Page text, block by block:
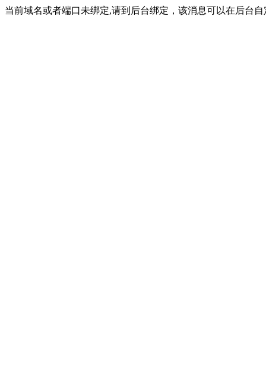
当前域名或者端口未绑定,请到后台绑定，该消息可以在后台自